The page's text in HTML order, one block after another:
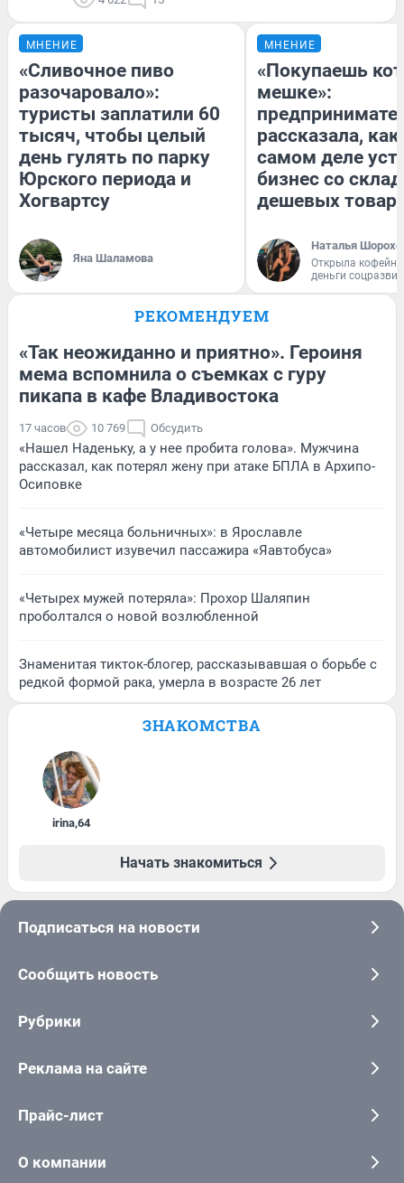
МНЕНИЕ
«Сливочное пиво
разочаровало»:
туристы заплатили 60
тысяч, чтобы целый
день гулять по парку
Юрского периода и
Хогвартсу
Яна Шаламова
МНЕНИЕ
«Покупаешь
мешке»:
рассказала, как
самом деле
бизнес со
дешевых
Наталья
Открыла
деньги
РЕКОМЕНДУЕМ
«Так неожиданно и приятно». Героиня
мема вспомнила о съемках с гуру
пикапа в кафе Владивостока
17 часов 10 769 Обсудить
«Нашел Наденьку, а у нее пробита голова». Мужчина
рассказал, как потерял жену при атаке БПЛА в Архипо-
Осиповке
«Четыре месяца больничных»: в Ярославле
автомобилист изувечил пассажира «Яавтобуса»
«Четырех мужей потеряла»: Прохор Шаляпин
проболтался о новой возлюбленной
Знаменитая тикток-блогер, рассказывавшая о борьбе с
редкой формой рака, умерла в возрасте 26 лет
ЗНАКОМСТВА
irina,64
Начать знакомиться
Подписаться на новости
Сообщить новость
Рубрики
Реклама на сайте
Прайс-лист
О компании